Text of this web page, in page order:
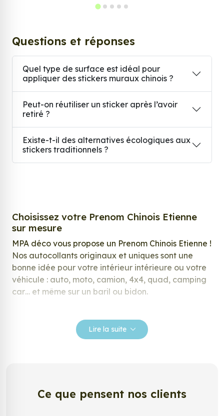
Questions et réponses
Quel type de surface est idéal pour
appliquer des stickers muraux chinois ?
Peut-on réutiliser un sticker après l’avoir
retiré ?
Existe-t-il des alternatives écologiques aux
stickers traditionnels ?
Choisissez votre Prenom Chinois Etienne
sur mesure
MPA déco vous propose un Prenom Chinois Etienne !
Nos autocollants originaux et uniques sont une
bonne idée pour votre intérieur intérieure ou votre
véhicule : auto, moto, camion, 4x4, quad, camping
car… et même sur un baril ou bidon.
répondre à vos attentes, laissez vous inspirer parmi
notre large gamme de stickers.
solution ! Les stickers muraux Prenom Chinois
Lire la suite
Ce que pensent nos clients